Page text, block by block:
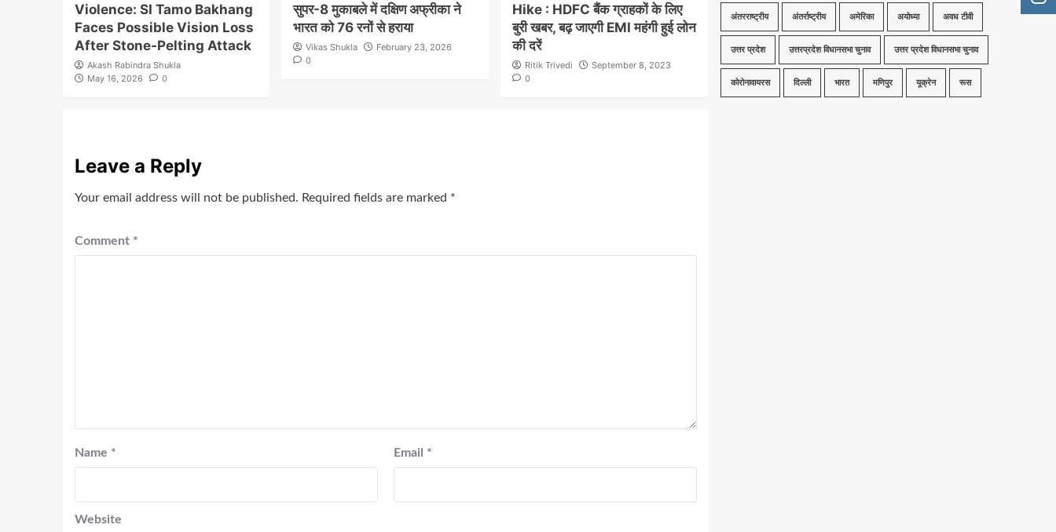
Violence: SI Tamo Bakhang
Faces Possible Vision Loss
After Stone-Pelting Attack
Akash Rabindra Shukla
May 16, 2026
0
सुपर-8 मुकाबले में दक्षिण अफ्रीका ने
भारत को 76 रनों से हराया
Vikas Shukla
February 23, 2026
0
Hike : HDFC बैंक ग्राहकों के लिए
बुरी खबर, बढ़ जाएगी EMI महंगी हुई लोन
की दरें
Ritik Trivedi
September 8, 2023
0
Leave a Reply
Your email address will not be published. Required fields are marked *
Comment *
Name * Email *
Website
अंतरराष्ट्रीय अंतर्राष्ट्रीय अमेरिका अयोध्या अवध टीवी
उत्तर प्रदेश उत्तरप्रदेश विधानसभा चुनाव उत्तर प्रदेश विधानसभा चुनाव
कोरोनावायरस दिल्ली भारत मणिपुर यूक्रेन रूस